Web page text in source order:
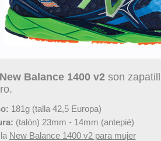
New Balance 1400 v2son
181g (talla 42,5 Europa)
(talón) 23mm - 14mm (antepié)
New Balance 1400 v2 para mujer